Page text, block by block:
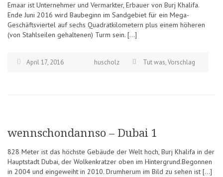
Emaar ist Unternehmer und Vermarkter, Erbauer von Burj Khalifa.
Ende Juni 2016 wird Baubeginn im Sandgebiet für ein Mega-
Geschäftsviertel auf sechs Quadratkilometern plus einem höheren
(von Stahlseilen gehaltenen) Turm sein. […]
April 17, 2016 huscholz Tut was,Vorschlag
wennschondannso – Dubai 1
828 Meter ist das höchste Gebäude der Welt hoch, Burj Khalifa in der
Hauptstadt Dubai, der Wolkenkratzer oben im Hintergrund.Begonnen
in 2004 und eingeweiht in 2010. Drumherum im Bild zu sehen ist […]